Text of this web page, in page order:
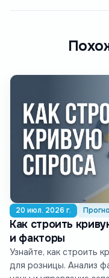
20 июл. 2026 г.
Как строить
и факторы
Узнайте, как строить
для розницы. Анализ